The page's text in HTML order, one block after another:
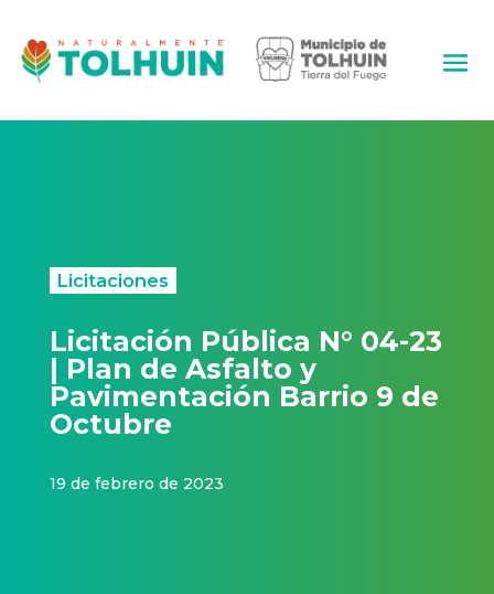
Licitaciones
Licitación Pública N° 04-23
| Plan de Asfalto y
Pavimentación Barrio 9 de
Octubre
19 de febrero de 2023